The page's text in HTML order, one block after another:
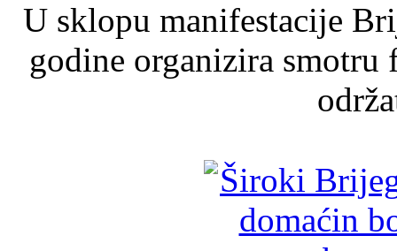
U sklopu manifestacije
godine organizira